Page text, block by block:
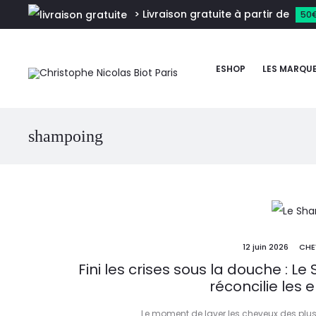
> Livraison gratuite à partir de
ESHOP LES
shampoing
12 juin 2026
Fini les crises sous la douche :
réconcilie les